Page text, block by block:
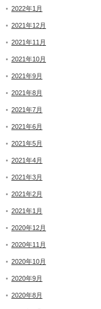
2022年1月
2021年12月
2021年11月
2021年10月
2021年9月
2021年8月
2021年7月
2021年6月
2021年5月
2021年4月
2021年3月
2021年2月
2021年1月
2020年12月
2020年11月
2020年10月
2020年9月
2020年8月